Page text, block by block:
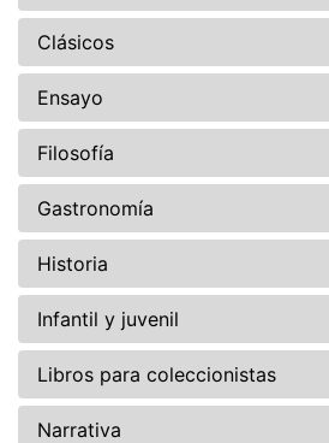
Clásicos
Ensayo
Filosofía
Gastronomía
Historia
Infantil y juvenil
Libros para coleccionistas
Narrativa